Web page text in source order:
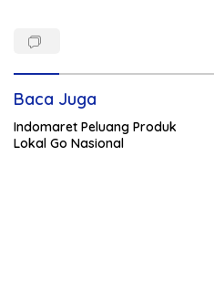
Baca Juga
Indomaret Peluang Produk
Lokal Go Nasional